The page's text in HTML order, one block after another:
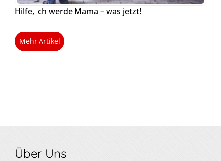
Hilfe, ich werde Mama – was jetzt!
Mehr Artikel
Über Uns